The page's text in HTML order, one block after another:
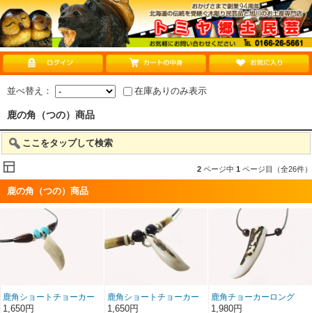
並べ替え： 在庫ありのみ表示
鹿の角（つの）商品
ここをタップして検索
2 ページ中 1 ページ目（全26件）
鹿の角（つの）商品
鹿角ショートチョーカー
角S水色珠
1,650円
鹿角ショートチョーカー
角S
1,650円
鹿角チョーカーロング
つの大
1,980円